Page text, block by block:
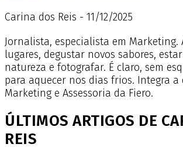
Carina dos Reis - 11/12/2025
Jornalista, especialista em Marketing.
lugares, degustar novos sabores,
natureza e fotografar. É claro, sem
para aquecer nos dias frios. Integra a
Marketing e Assessoria da Fiero.
ÚLTIMOS ARTIGOS DE
REIS